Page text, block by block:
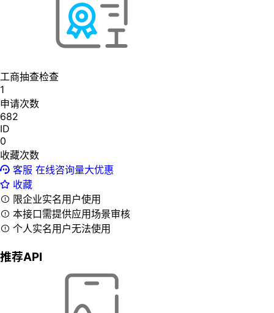
工商抽查检查
1
申请次数
682
ID
0
收藏次数
客服 在线咨询量大优惠
收藏
限企业实名用户使用
本接口需提供应用场景审核
个人实名用户无法使用
推荐API